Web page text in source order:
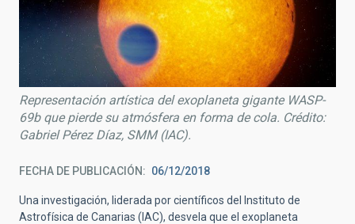
Representación artística del exoplaneta gigante WASP-
69b que pierde su atmósfera en forma de cola. Crédito:
Gabriel Pérez Díaz, SMM (IAC).
FECHA DE PUBLICACIÓN 06/12/2018
Una investigación, liderada por científicos del Instituto de
Astrofísica de Canarias (IAC), desvela que el exoplaneta